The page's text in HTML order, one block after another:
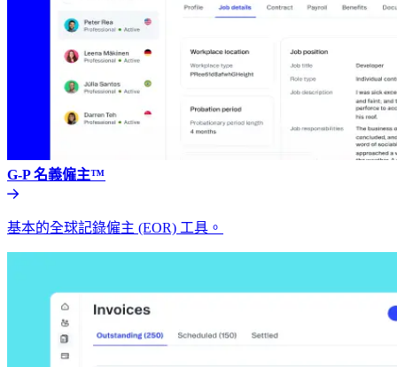
G-P 名義僱主™​​
基本的全球記錄僱主 (EOR) 工具。​​